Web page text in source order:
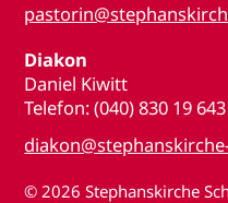
Diakon
Daniel Kiwitt
Telefon: (040) 830 19 643
© 2026 Stephanskirche